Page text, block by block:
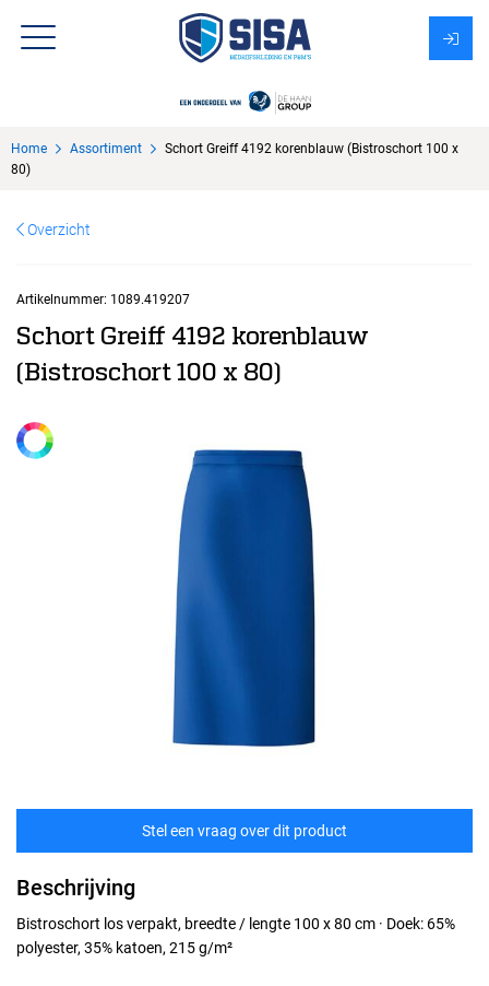
Over Sisa
Home Assortiment
Schort Greiff 4192 korenblauw (Bistroschort 100 x
80)
Overzicht
Artikelnummer: 1089.419207
Schort Greiff 4192 korenblauw
(Bistroschort 100 x 80)
Stel een vraag over dit product
Beschrijving
Bistroschort los verpakt, breedte / lengte 100 x 80 cm · Doek: 65%
polyester, 35% katoen, 215 g/m²